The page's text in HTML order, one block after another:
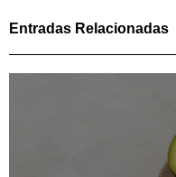
Entradas Relacionadas